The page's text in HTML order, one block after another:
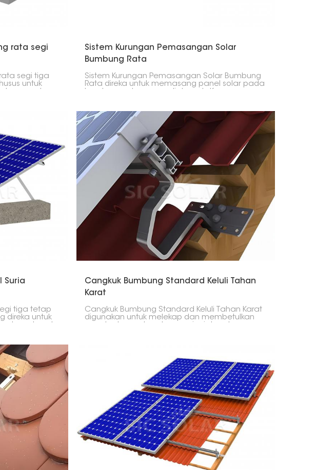
rata segi
segi tiga
untuk
terhad.
aplikasi.
Sistem Kurungan Pemasangan Solar
Bumbung Rata
Sistem Kurungan Pemasangan Solar Bumbung
Rata direka untuk memasang panel solar pada
komersial, perindustrian dan kediaman, kerana
permukaan bumbung rata menyediakan ruang
yang mencukupi untuk pemasangan solar.
Suria
tiga tetap
direka untuk
sudut
matahari.
kestabilan
keadaan
Cangkuk Bumbung Standard Keluli Tahan
Karat
Cangkuk Bumbung Standard Keluli Tahan Karat
digunakan untuk melekap dan membetulkan
menjamin jangka hayat yang panjang
bersama-sama dengan prestasi kualiti yang
baik dalam keadaan cuaca buruk.